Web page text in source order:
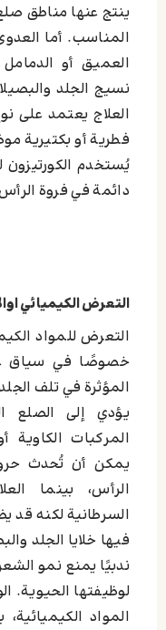
ينتج عنها مناطق
المناسب. أما
العميق أو
نسيج الجلد
العلاج يعتمد على
فطرية أو بكتيرية
يُستخدم الكورتيزون
دائمة في فروة
التعرض الكيميائي
التعرض للمواد
خصوصًا في سياق
المؤثرة في تلف
يؤدي إلى الصلع
المركبات
يمكن أن تُحدث
الرأس، بينما
السرطانية لكنه قد
فيها خلايا الجلد
ندبيًا يمنع نمو
لوظيفتها الحيوية.
المواد